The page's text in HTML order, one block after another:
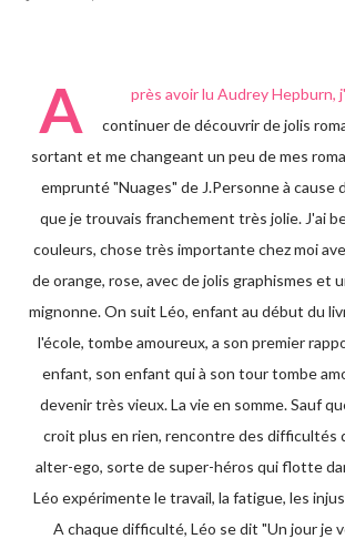
A
près avoir lu Audrey Hepburn,
continuer de découvrir de jolis
sortant et me changeant un peu de mes
emprunté "Nuages" de J.Personne à cause
que je trouvais franchement très jolie. J'ai
couleurs, chose très importante chez moi
de orange, rose, avec de jolis graphismes et
mignonne. On suit Léo, enfant au début du
l'école, tombe amoureux, a son premier
enfant, son enfant qui à son tour tombe
devenir très vieux. La vie en somme. Sauf
croit plus en rien, rencontre des difficultés
alter-ego, sorte de super-héros qui flotte
Léo expérimente le travail, la fatigue, les
A chaque difficulté, Léo se dit "Un jour je